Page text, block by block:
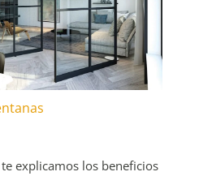
explicamos los beneficios